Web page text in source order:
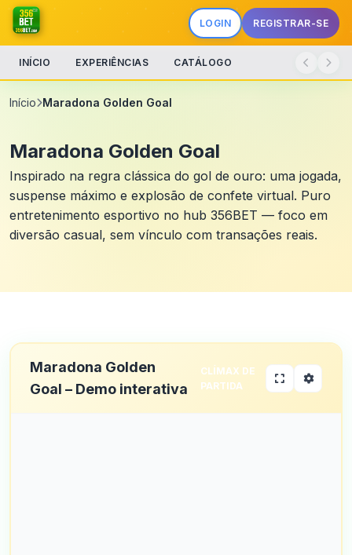
LOGIN REGISTRAR-SE
INÍCIO EXPERIÊNCIAS CATÁLOGO
Início Maradona Golden Goal
Maradona Golden Goal
Inspirado na regra clássica do gol de ouro: uma jogada,
suspense máximo e explosão de confete virtual. Puro
entretenimento esportivo no hub 356BET — foco em
diversão casual, sem vínculo com transações reais.
Maradona Golden
Goal – Demo interativa
CLÍMAX DE
PARTIDA